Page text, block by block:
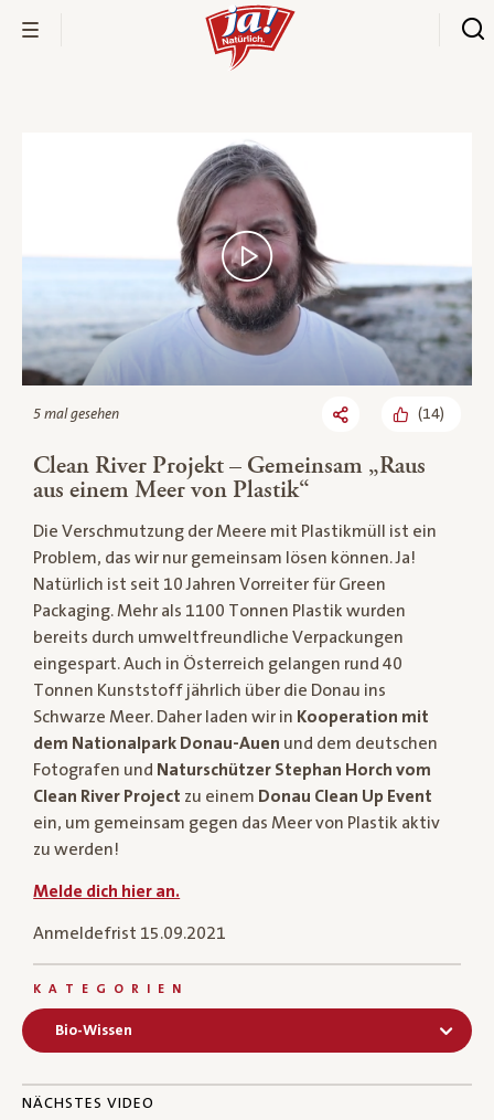
5 mal gesehen (14)
Clean River Projekt – Gemeinsam „Raus
aus einem Meer von Plastik“
Die Verschmutzung der Meere mit Plastikmüll ist ein
Problem, das wir nur gemeinsam lösen können. Ja!
Natürlich ist seit 10 Jahren Vorreiter für Green
Packaging. Mehr als 1100 Tonnen Plastik wurden
bereits durch umweltfreundliche Verpackungen
eingespart. Auch in Österreich gelangen rund 40
Tonnen Kunststoff jährlich über die Donau ins
Schwarze Meer. Daher laden wir in Kooperation mit
dem Nationalpark Donau-Auen und dem deutschen
Fotografen und Naturschützer Stephan Horch vom
Clean River Project zu einem Donau Clean Up Event
ein, um gemeinsam gegen das Meer von Plastik aktiv
zu werden!
Melde dich hier an.
Anmeldefrist 15.09.2021
KATEGORIEN
Bio-Wissen
NÄCHSTES VIDEO